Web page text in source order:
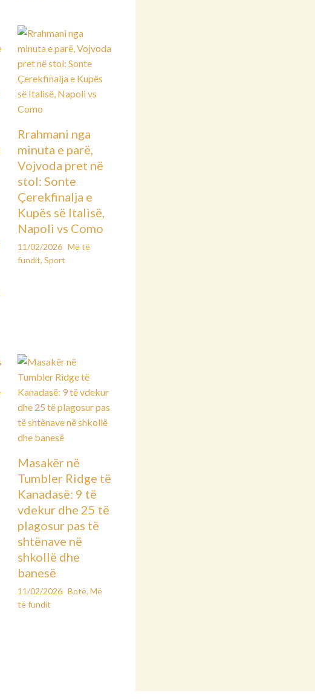
Rrahmani nga
minuta e parë,
Vojvoda pret në
stol: Sonte
Çerekfinalja e
Kupës së Italisë,
Napoli vs Como
11/02/2026 Më të
fundit, Sport
Masakër në
Tumbler Ridge të
Kanadasë: 9 të
vdekur dhe 25 të
plagosur pas të
shtënave në
shkollë dhe
banesë
11/02/2026 Botë, Më
të fundit